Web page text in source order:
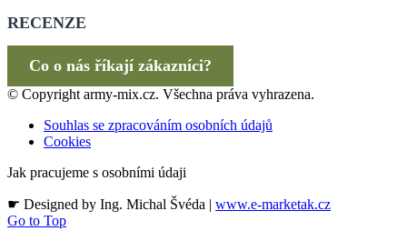
RECENZE
Co o nás říkají zákazníci?
© Copyright army-mix.cz. Všechna práva vyhrazena.
Souhlas se zpracováním osobních údajů
Cookies
Jak pracujeme s osobními údaji
☛ Designed by Ing. Michal Švéda | www.e-marketak.cz
Go to Top